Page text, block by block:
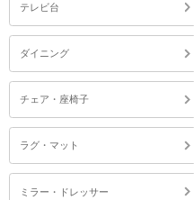
テレビ台
ダイニング
チェア・座椅子
ラグ・マット
ミラー・ドレッサー